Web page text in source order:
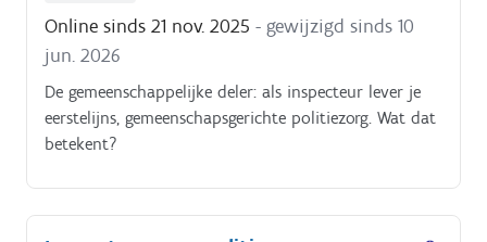
Online sinds 21 nov. 2025 - gewijzigd sinds 10
jun. 2026
De gemeenschappelijke deler: als inspecteur lever je
eerstelijns, gemeenschapsgerichte politiezorg. Wat dat
betekent?